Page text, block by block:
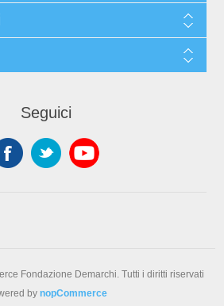
Seguici
Fondazione Demarchi. Tutti i diritti riservati
by nopCommerce